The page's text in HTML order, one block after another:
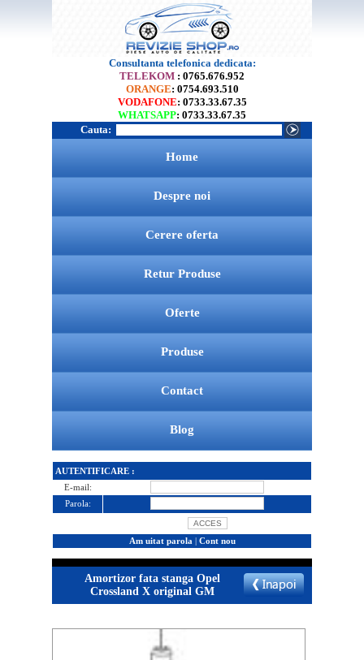
Consultanta telefonica dedicata:
TELEKOM : 0765.676.952
ORANGE: 0754.693.510
VODAFONE: 0733.33.67.35
WHATSAPP: 0733.33.67.35
Cauta:
Home
Despre noi
Cerere oferta
Retur Produse
Oferte
Produse
Contact
Blog
AUTENTIFICARE :
E-mail:
Parola:
Am uitat parola | Cont nou
Amortizor fata stanga Opel
Crossland X original GM